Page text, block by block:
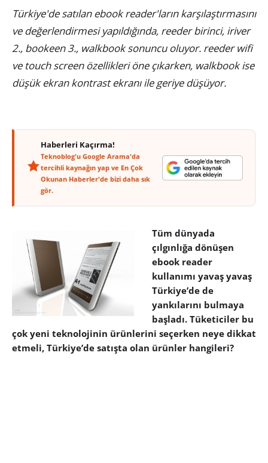
Türkiye'de satılan ebook reader'ların karşılaştırmasını
ve değerlendirmesi yapıldığında, reeder birinci, iriver
2., bookeen 3., walkbook sonuncu oluyor. reeder wifi
ve touch screen özellikleri öne çıkarken, walkbook ise
düşük ekran kontrast ekranı ile geriye düşüyor.
Haberleri Kaçırma!
Teknoblog'u Google Arama'da
tercihli kaynağın yap ve En Çok
Okunan Haberler'de bizi daha sık
gör.
Tüm dünyada
çılgınlığa dönüşen
ebook reader
kullanımı yavaş yavaş
Türkiye’de de
yankılarını bulmaya
başladı. Tüketiciler bu
çok yeni teknolojinin ürünlerini seçerken neye dikkat
etmeli, Türkiye’de satışta olan ürünler hangileri?